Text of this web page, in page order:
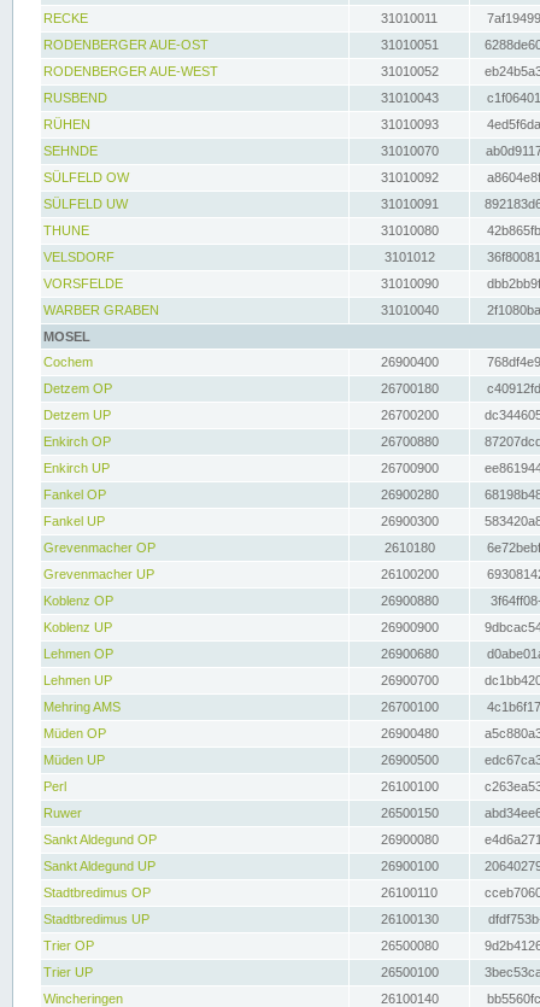
RECKE
31010011
RODENBERGER AUE-OST
31010051
RODENBERGER AUE-WEST
31010052
RUSBEND
31010043
RÜHEN
31010093
SEHNDE
31010070
SÜLFELD OW
31010092
SÜLFELD UW
31010091
THUNE
31010080
VELSDORF
3101012
VORSFELDE
31010090
WARBER GRABEN
31010040
MOSEL
Cochem
26900400
Detzem OP
26700180
Detzem UP
26700200
Enkirch OP
26700880
Enkirch UP
26700900
Fankel OP
26900280
Fankel UP
26900300
Grevenmacher OP
2610180
Grevenmacher UP
26100200
Koblenz OP
26900880
Koblenz UP
26900900
Lehmen OP
26900680
Lehmen UP
26900700
Mehring AMS
26700100
Müden OP
26900480
Müden UP
26900500
Perl
26100100
Ruwer
26500150
Sankt Aldegund OP
26900080
Sankt Aldegund UP
26900100
Stadtbredimus OP
26100110
Stadtbredimus UP
26100130
Trier OP
26500080
Trier UP
26500100
Wincheringen
26100140